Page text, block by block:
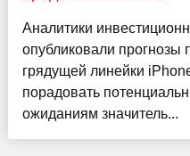
Аналитики
опубликовали прогнозы
грядущей линейки
порадовать
ожиданиям значитель...